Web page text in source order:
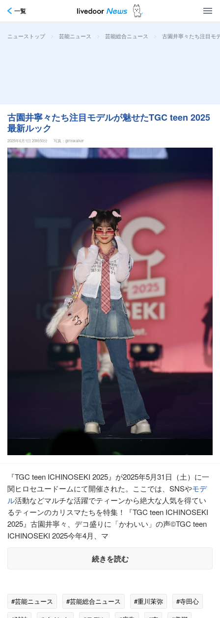
一覧
ニューストップ > 芸能ニュース > 芸能総合ニュース > 古園井寧々たち注目モ
古園井寧々たち注目モデルが魅せたTGC teen 2025
最新ルック
2025年6月1日 20時50分 写真：girlswalker
『TGC teen ICHINOSEKI 2025』が2025年5月31日（土）に一
関ヒロセユードームにて開催された。ここでは、SNSやモデ
ル活動などマルチな活躍でティーンから絶大な人気を得てい
るティーンのカリスマたちを特集！『TGC teen ICHINOSEKI
2025』古園井寧々、デコ盛りに「かわいい」の声©TGC teen
ICHINOSEKI 2025今年4月、マ
続きを読む
#芸能ニュース #芸能総合ニュース #重川茉弥
#寺田心